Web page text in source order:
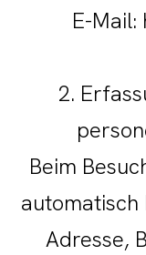
E-Mail:
2.
Beim
automatisch
Adresse,